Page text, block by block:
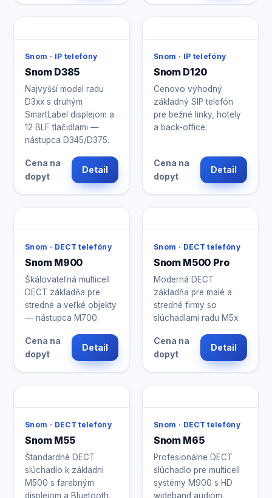
Snom · IP telefóny
Snom D385
Najvyšší model radu
D3xx s druhým
SmartLabel displejom a
12 BLF tlačidlami —
nástupca D345/D375.
Cena na
dopyt
Detail
Snom · IP telefóny
Snom D120
Cenovo výhodný
základný SIP telefón
pre bežné linky, hotely
a back-office.
Cena na
dopyt
Detail
Snom · DECT telefóny
Snom M900
Škálovateľná multicell
DECT základňa pre
stredné a veľké objekty
— nástupca M700.
Cena na
dopyt
Detail
Snom · DECT telefóny
Snom M500 Pro
Moderná DECT
základňa pre malé a
stredné firmy so
slúchadlami radu M5x.
Cena na
dopyt
Detail
Snom · DECT telefóny
Snom M55
Štandardné DECT
slúchadlo k základni
M500 s farebným
displejom a Bluetooth.
Snom · DECT telefóny
Snom M65
Profesionálne DECT
slúchadlo pre multicell
systémy M900 s HD
wideband audiom.